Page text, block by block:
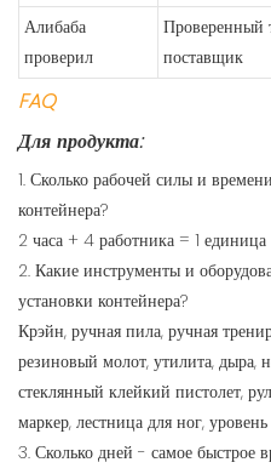
Алибаба
проверил
Проверенный
поставщик
FAQ
Для продукта:
1. Сколько рабочей силы и
контейнера?
2 часа + 4 работника = 1 единица
2. Какие инструменты и
установки контейнера?
Крэйн, ручная пила, ручная
резиновый молот, утилита, дыра,
стеклянный клейкий пистолет,
маркер, лестница для ног, уровень
3. Сколько дней - самое быстрое